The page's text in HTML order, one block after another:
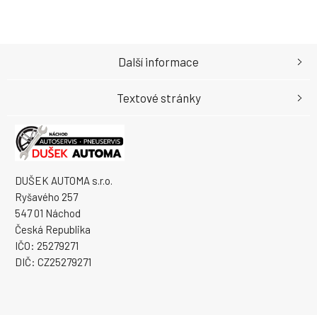
DUŠEK AUTOMA s.r.o.
Ryšavého 257
547 01 Náchod
Česká Republika
IČO: 25279271
DIČ: CZ25279271
Další informace
Textové stránky